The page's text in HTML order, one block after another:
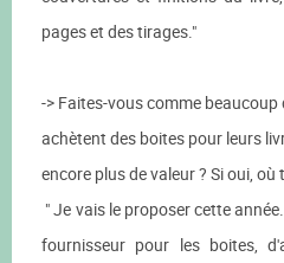
pages et des tirages."
-> Faites-vous comme
achètent des boites pour leurs
encore plus de valeur ? Si oui,
" Je vais le proposer cette
fournisseur pour les boites,